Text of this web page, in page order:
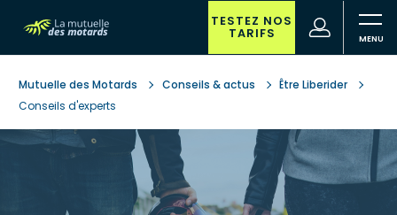
contenu
principal recherche
TESTEZ NOS
TARIFS
(nouvelle
fenêtre)
Mutuelle des Motards Conseils & actus
Être Liberider
Conseils d'experts